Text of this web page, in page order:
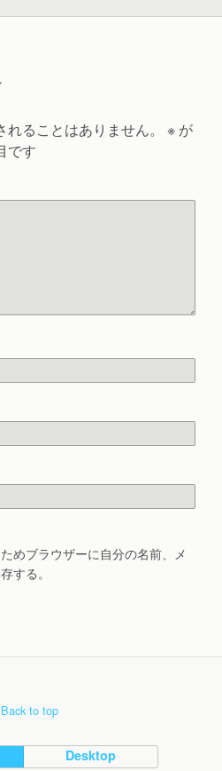
ることはありません。 ※ が
です
めブラウザーに自分の名前、メ
する。
Back to top
Desktop